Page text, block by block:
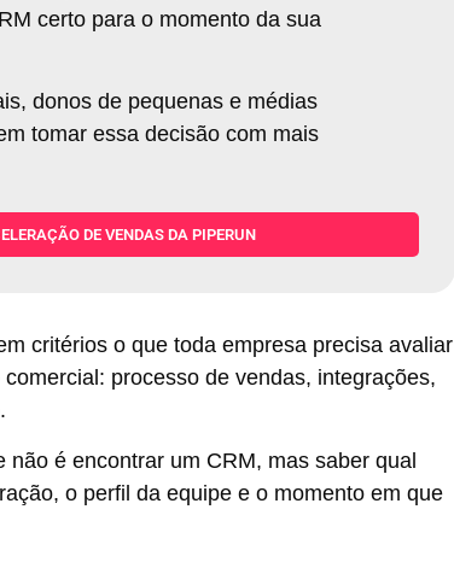
certo para o momento da sua
donos de pequenas e médias
tomar essa decisão com mais
DE VENDAS DA PIPERUN
critérios o que toda empresa precisa avaliar
processo de vendas, integrações,
é encontrar um CRM, mas saber qual
o perfil da equipe e o momento em que